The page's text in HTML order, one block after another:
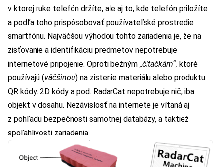
v ktorej ruke telefón držíte, ale aj to, kde telefón priložíte
a podľa toho prispôsobovať používateľské prostredie
smartfónu. Najväčšou výhodou tohto zariadenia je, že na
zisťovanie a identifikáciu predmetov nepotrebuje
internetové pripojenie. Oproti bežným „čítačkám“, ktoré
používajú (väčšinou) na zistenie materiálu alebo produktu
QR kódy, 2D kódy a pod. RadarCat nepotrebuje nič, iba
objekt v dosahu. Nezávislosť na internete je vítaná aj
z pohľadu bezpečnosti samotnej databázy, a taktiež
spoľahlivosti zariadenia.